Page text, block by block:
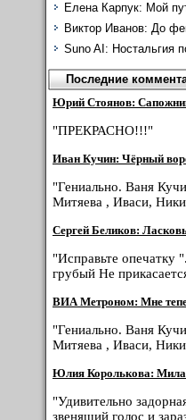
Елена Карпук: Мой
Виктор Иванов: До
Suno AI: Ностальгия
Последние
Юрий Стоянов:
"ПРЕКРАСНО!!!"
Иван Кучин: Чёрный
"Гениально. Ваня
Митяева , Иваси,
Сергей Беликов:
"Исправьте опечатку
грубый Не
ВИА Метроном: Мне
"Гениально. Ваня
Митяева , Иваси,
Юлия Королькова:
"Удивительно
звенящий голос и